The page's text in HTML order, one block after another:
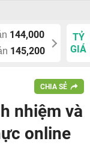
144,000
145,200
TỶ
GIÁ
CHIA SẺ
nhiệm và
online